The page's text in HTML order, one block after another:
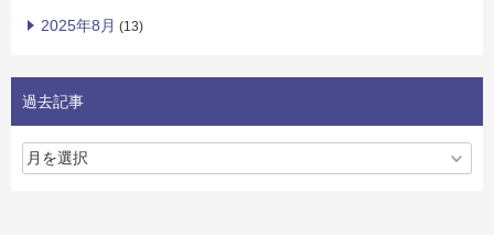
2025年8月 (13)
過去記事